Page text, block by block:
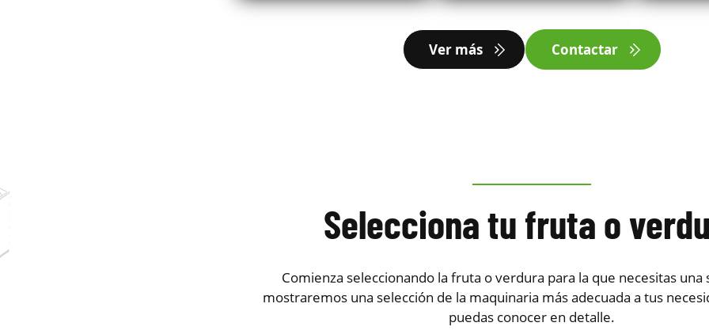
Ver más Contactar
Selecciona tu fruta o
Comienza seleccionando la fruta o verdura para la que necesitas una
mostraremos una selección de la maquinaria más adecuada a tus
puedas conocer en detalle.